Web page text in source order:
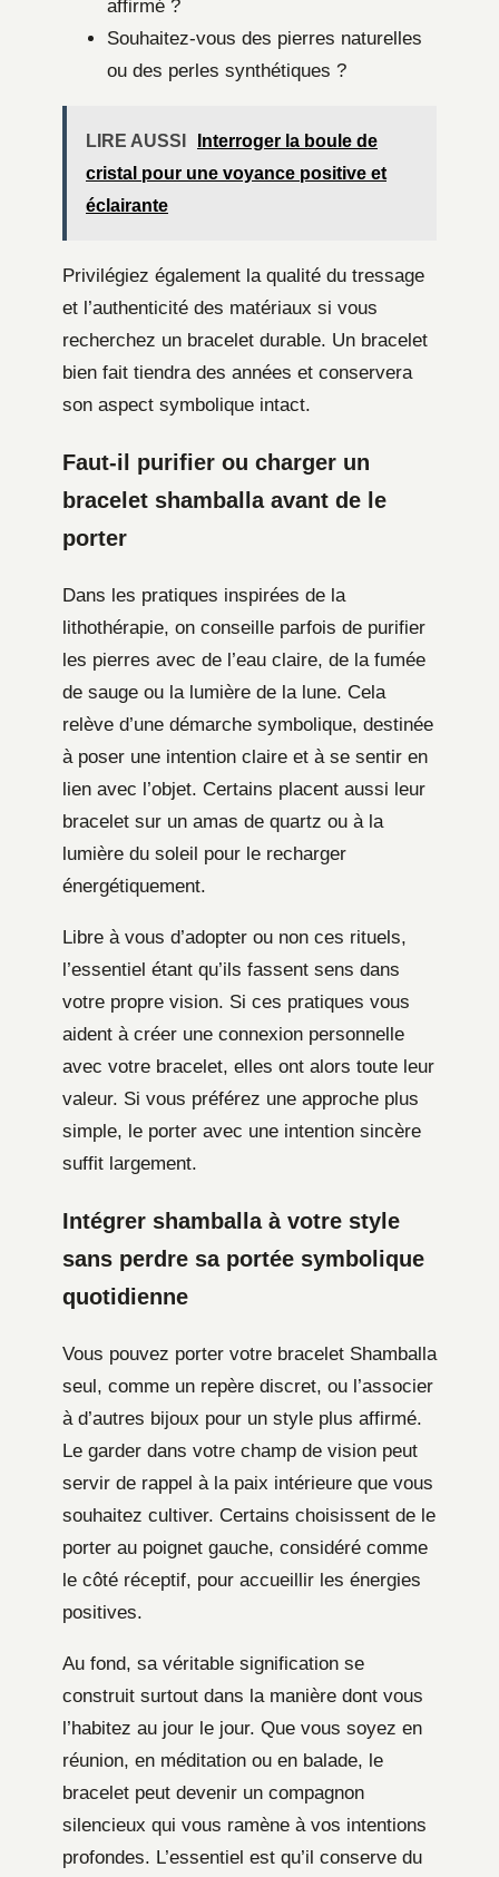
affirmé ?
Souhaitez-vous des pierres naturelles
ou des perles synthétiques ?
LIRE AUSSI
Interroger la boule de
cristal pour une voyance positive et
éclairante
Privilégiez également la qualité du tressage
et l’authenticité des matériaux si vous
recherchez un bracelet durable. Un bracelet
bien fait tiendra des années et conservera
son aspect symbolique intact.
Faut-il purifier ou charger un
bracelet shamballa avant de le
porter
Dans les pratiques inspirées de la
lithothérapie, on conseille parfois de purifier
les pierres avec de l’eau claire, de la fumée
de sauge ou la lumière de la lune. Cela
relève d’une démarche symbolique, destinée
à poser une intention claire et à se sentir en
lien avec l’objet. Certains placent aussi leur
bracelet sur un amas de quartz ou à la
lumière du soleil pour le recharger
énergétiquement.
Libre à vous d’adopter ou non ces rituels,
l’essentiel étant qu’ils fassent sens dans
votre propre vision. Si ces pratiques vous
aident à créer une connexion personnelle
avec votre bracelet, elles ont alors toute leur
valeur. Si vous préférez une approche plus
simple, le porter avec une intention sincère
suffit largement.
Intégrer shamballa à votre style
sans perdre sa portée symbolique
quotidienne
Vous pouvez porter votre bracelet Shamballa
seul, comme un repère discret, ou l’associer
à d’autres bijoux pour un style plus affirmé.
Le garder dans votre champ de vision peut
servir de rappel à la paix intérieure que vous
souhaitez cultiver. Certains choisissent de le
porter au poignet gauche, considéré comme
le côté réceptif, pour accueillir les énergies
positives.
Au fond, sa véritable signification se
construit surtout dans la manière dont vous
l’habitez au jour le jour. Que vous soyez en
réunion, en méditation ou en balade, le
bracelet peut devenir un compagnon
silencieux qui vous ramène à vos intentions
profondes. L’essentiel est qu’il conserve du